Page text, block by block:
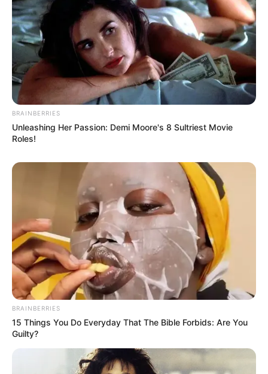
BRAINBERRIES
Unleashing Her Passion: Demi Moore's 8 Sultriest Movie
Roles!
BRAINBERRIES
15 Things You Do Everyday That The Bible Forbids: Are You
Guilty?